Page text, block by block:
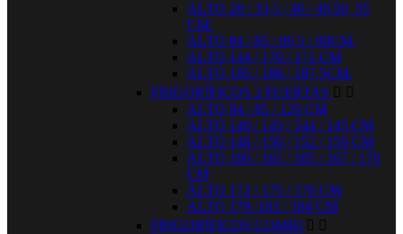
ALTO 28 / 33,5 / 40 / 49,50, 55
CM.
ALTO 84 / 85 / 86,5 / 90CM.
ALTO 144 / 170 / 171 CM
ALTO 185 / 186 / 187,5CM.
FRIGORÍFICOS 2 PUERTAS  
ALTO 84 / 85 / 129 CM
ALTO 140 / 143 / 144 / 145 CM
ALTO 148 / 150 / 152 / 159 CM
ALTO 160 / 161 / 165 / 167 / 170
CM
ALTO 172 / 175 / 176 CM
ALTO 179 /183 / 184 CM
FRIGORÍFICOS COMBI  